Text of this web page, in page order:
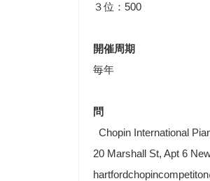
３位：500
開催周期
毎年
問
Chopin International
20 Marshall St, Apt 6